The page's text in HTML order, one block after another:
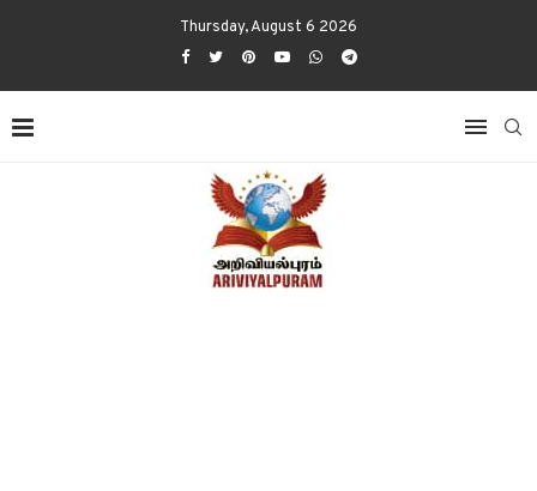
Thursday, August 6 2026